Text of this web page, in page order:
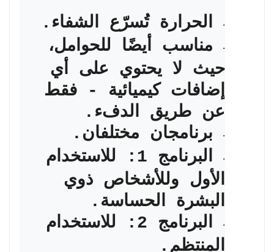
· الحرارة تُسرّع الشفاء.
·
مناسب أيضًا للحوامل،
حيث لا يحتوي على أي
إضافات كيميائية - فقط
عن طريق الدفء.
· برنامجان مختلفان.
·
البرنامج 1: للاستخدام
الأول وللأشخاص ذوي
البشرة الحساسة.
·
البرنامج 2: للاستخدام
المنتظم.